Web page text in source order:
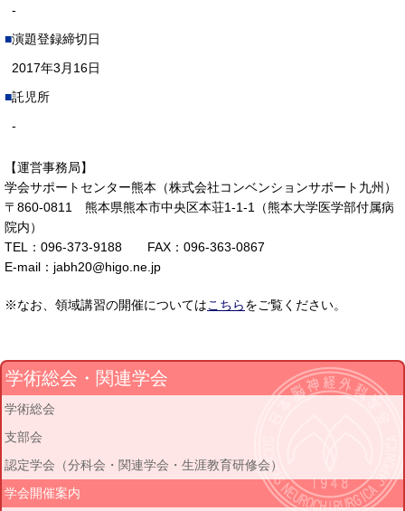
-
演題登録締切日
2017年3月16日
託児所
-
【運営事務局】
学会サポートセンター熊本（株式会社コンベンションサポート九州）
〒860-0811 熊本県熊本市中央区本荘1-1-1（熊本大学医学部付属病
院内）
TEL：096-373-9188 FAX：096-363-0867
E-mail：jabh20@higo.ne.jp
※なお、領域講習の開催についてはこちらをご覧ください。
学術総会・関連学会
学術総会
支部会
認定学会（分科会・関連学会・生涯教育研修会）
学会開催案内